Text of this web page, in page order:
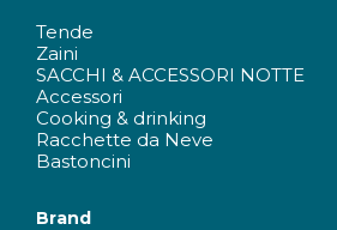
Tende
Zaini
SACCHI & ACCESSORI NOTTE
Accessori
Cooking & drinking
Racchette da Neve
Bastoncini
Brand